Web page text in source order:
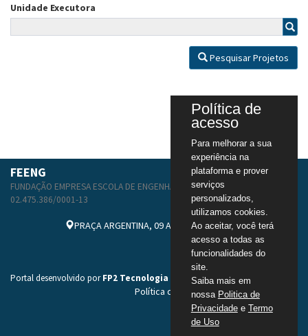
Unidade Executora
Pesquisar Projetos
FEENG
FUNDAÇÃO EMPRESA ESCOLA DE ENGENHARIA DA UFRGS
02.475.386/0001-13
PRAÇA ARGENTINA, 09 ANDAR 1 - SALA 203
secretaria@feeng.com.br
https://www.feeng.com.br/
Portal desenvolvido porFP2 Tecnologia
Política de Privacidade-Termos de Uso
Política de
acesso
Para melhorar a sua
experiência na
plataforma e prover
serviços
personalizados,
utilizamos cookies.
Ao aceitar, você terá
acesso a todas as
funcionalidades do
site.
Saiba mais em
nossa Politica de
Privacidadee Termo
de Uso